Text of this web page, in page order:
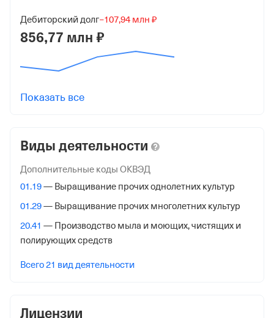
Регистрация ФНС
Дата регистрации
Межрайонная Инспекция Федеральной Налоговой
125373, гор. Москва, Походный Проезд, Домовладение
3, стр. 2
Внебюджетные фонды
Дата регистрации
Дебиторский долг−107,94 млн ₽
856,77 млн ₽
Показать все
Виды деятельности
Дополнительные коды ОКВЭД
01.19— Выращивание прочих однолетних культур
01.29— Выращивание прочих многолетних культур
20.41 — Производство мыла и моющих, чистящих и
полирующих средств
Всего 21 вид деятельности
Лицензии